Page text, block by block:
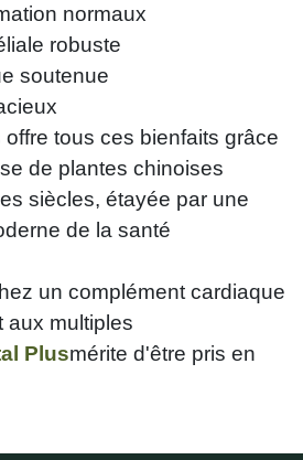
normaux
robuste
soutenue
tous ces bienfaits grâce
de plantes chinoises
siècles, étayée par une
de la santé
un complément cardiaque
aux multiples
Plusmérite d'être pris en